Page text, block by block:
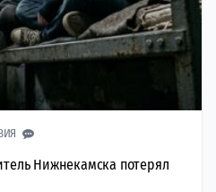
Нижнекамска потерял